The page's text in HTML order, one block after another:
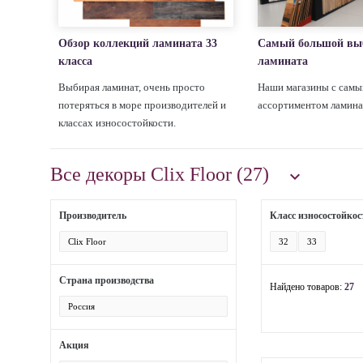
Обзор коллекций ламината 33
класса
Выбирая ламинат, очень просто
потеряться в море производителей и
классах износостойкости.
Самый большой
ламината
Наши магазины с
ассортиментом
Все декоры Clix Floor (27) 
Производитель
Clix Floor
Страна производства
Россия
Акция
Класс
32 33
Найдено товаров: 27